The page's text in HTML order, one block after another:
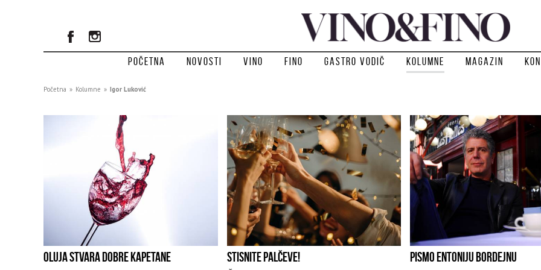
Početna Novosti Vino Fino Gastro vodič Kolumne Magazin
Početna » Kolumne » Igor Luković
OLUJA STVARA DOBRE KAPETANE STISNITE PALČEVE! PISMO ENTONIJU BORDEJNU